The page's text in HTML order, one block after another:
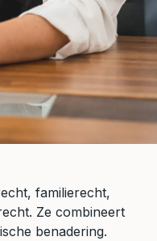
familierecht,
Ze combineert
benadering.